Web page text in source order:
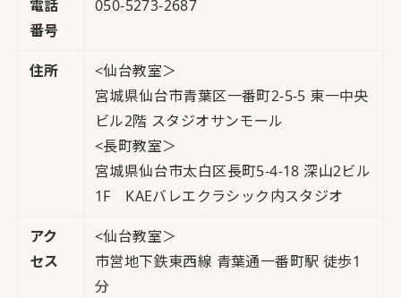
電話
番号
050-5273-2687
住所
<仙台教室＞
宮城県仙台市青葉区一番町2-5-5 東一中央
ビル2階 スタジオサンモール
<長町教室＞
宮城県仙台市太白区長町5-4-18 深山2ビル
1F KAEバレエクラシック内スタジオ
アク
セス
<仙台教室＞
市営地下鉄東西線 青葉通一番町駅 徒歩1
分